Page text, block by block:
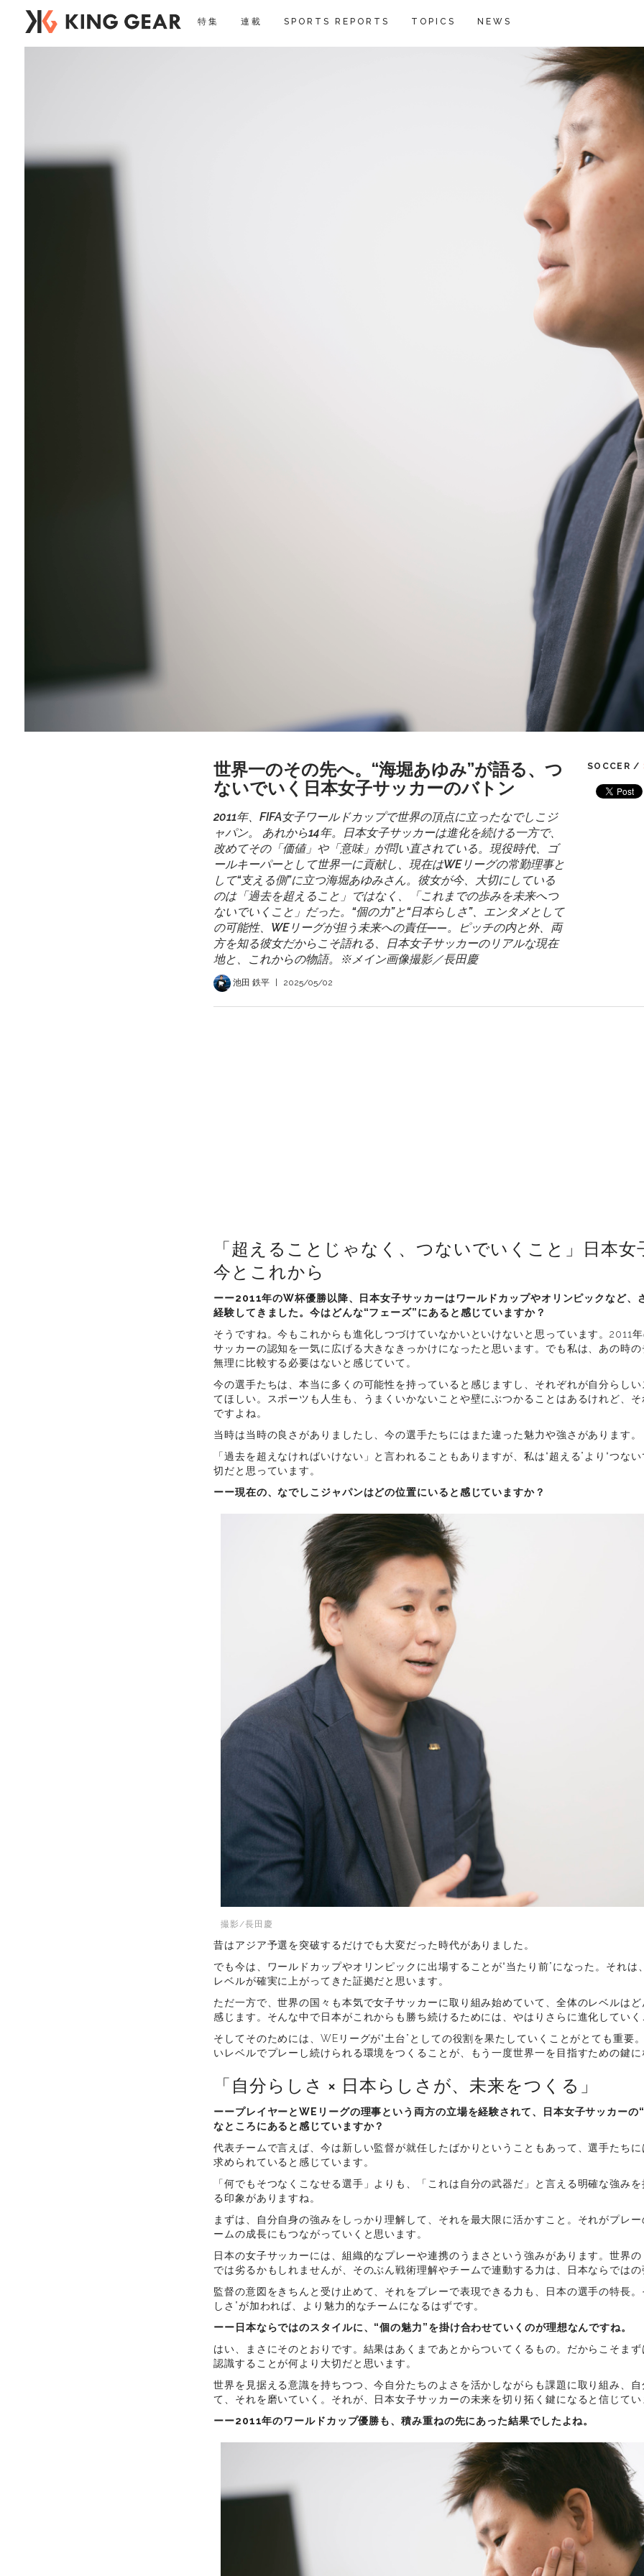
特集 連載 SPORTS REPORTS TOPICS NEWS
世界一のその先へ。“海堀あゆみ”が語る、つ
ないでいく日本女子サッカーのバトン
2011年、FIFA女子ワールドカップで世界の頂点に立ったなでしこジ
ャパン。 あれから14年。日本女子サッカーは進化を続ける一方で、
改めてその「価値」や「意味」が問い直されている。現役時代、ゴ
ールキーパーとして世界一に貢献し、現在はWEリーグの常勤理事と
して“支える側”に立つ海堀あゆみさん。彼女が今、大切にしている
のは「過去を超えること」ではなく、「これまでの歩みを未来へつ
ないでいくこと」だった。“個の力”と“日本らしさ”、エンタメとして
の可能性、WEリーグが担う未来への責任——。ピッチの内と外、両
方を知る彼女だからこそ語れる、日本女子サッカーのリアルな現在
地と、これからの物語。※メイン画像撮影／長田慶
池田 鉄平 | 2025/05/02
SOCCER /
「超えることじゃなく、つないでいくこと」日本女
今とこれから
ーー2011年のW杯優勝以降、日本女子サッカーはワールドカップやオリンピックなど、
経験してきました。今はどんな“フェーズ”にあると感じていますか？
そうですね。今もこれからも進化しつづけていなかいといけないと思っています。2011
サッカーの認知を一気に広げる大きなきっかけになったと思います。でも私は、あの時
無理に比較する必要はないと感じていて。
今の選手たちは、本当に多くの可能性を持っていると感じますし、それぞれが自分らし
てほしい。スポーツも人生も、うまくいかないことや壁にぶつかることはあるけれど、そ
ですよね。
当時は当時の良さがありましたし、今の選手たちにはまた違った魅力や強さがあります。
「過去を超えなければいけない」と言われることもありますが、私は“超える”より“つな
切だと思っています。
ーー現在の、なでしこジャパンはどの位置にいると感じていますか？
撮影/長田慶
昔はアジア予選を突破するだけでも大変だった時代がありました。
でも今は、ワールドカップやオリンピックに出場することが“当たり前”になった。それは
レベルが確実に上がってきた証拠だと思います。
ただ一方で、世界の国々も本気で女子サッカーに取り組み始めていて、全体のレベルはど
感じます。そんな中で日本がこれからも勝ち続けるためには、やはりさらに進化していく
そしてそのためには、WEリーグが“土台”としての役割を果たしていくことがとても重要
いレベルでプレーし続けられる環境をつくることが、もう一度世界一を目指すための鍵に
「自分らしさ × 日本らしさが、未来をつくる」
ーープレイヤーとWEリーグの理事という両方の立場を経験されて、日本女子サッカーの
なところにあると感じていますか？
代表チームで言えば、今は新しい監督が就任したばかりということもあって、選手たちに
求められていると感じています。
「何でもそつなくこなせる選手」よりも、「これは自分の武器だ」と言える明確な強み
る印象がありますね。
まずは、自分自身の強みをしっかり理解して、それを最大限に活かすこと。それがプレ
ームの成長にもつながっていくと思います。
日本の女子サッカーには、組織的なプレーや連携のうまさという強みがあります。世界
では劣るかもしれませんが、そのぶん戦術理解やチームで連動する力は、日本ならではの
監督の意図をきちんと受け止めて、それをプレーで表現できる力も、日本の選手の特長。
しさ”が加われば、より魅力的なチームになるはずです。
ーー日本ならではのスタイルに、“個の魅力”を掛け合わせていくのが理想なんですね。
はい、まさにそのとおりです。結果はあくまであとからついてくるもの。だからこそま
認識することが何より大切だと思います。
世界を見据える意識を持ちつつ、今自分たちのよさを活かしながらも課題に取り組み、
て、それを磨いていく。それが、日本女子サッカーの未来を切り拓く鍵になると信じてい
ーー2011年のワールドカップ優勝も、積み重ねの先にあった結果でしたよね。